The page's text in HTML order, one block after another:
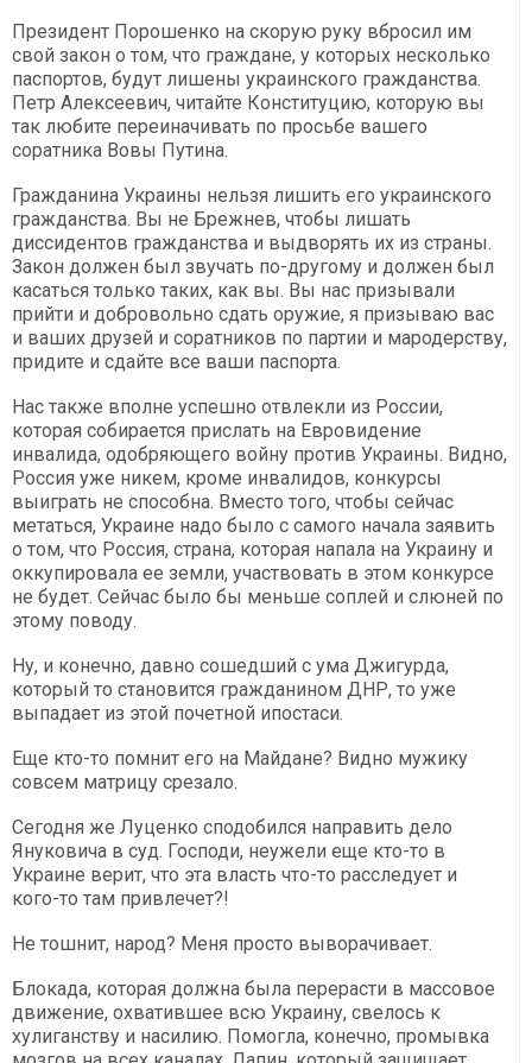
Президент Порошенко на скорую руку вбросил им
свой закон о том, что граждане, у которых несколько
паспортов, будут лишены украинского гражданства.
Петр Алексеевич, читайте Конституцию, которую вы
так любите переиначивать по просьбе вашего
соратника Вовы Путина.
Гражданина Украины нельзя лишить его украинского
гражданства. Вы не Брежнев, чтобы лишать
диссидентов гражданства и выдворять их из страны.
Закон должен был звучать по-другому и должен был
касаться только таких, как вы. Вы нас призывали
прийти и добровольно сдать оружие, я призываю вас
и ваших друзей и соратников по партии и мародерству,
придите и сдайте все ваши паспорта.
Нас также вполне успешно отвлекли из России,
которая собирается прислать на Евровидение
инвалида, одобряющего войну против Украины. Видно,
Россия уже никем, кроме инвалидов, конкурсы
выиграть не способна. Вместо того, чтобы сейчас
метаться, Украине надо было с самого начала заявить
о том, что Россия, страна, которая напала на Украину и
оккупировала ее земли, участвовать в этом конкурсе
не будет. Сейчас было бы меньше соплей и слюней по
этому поводу.
Ну, и конечно, давно сошедший с ума Джигурда,
который то становится гражданином ДНР, то уже
выпадает из этой почетной ипостаси.
Еще кто-то помнит его на Майдане? Видно мужику
совсем матрицу срезало.
Сегодня же Луценко сподобился направить дело
Януковича в суд. Господи, неужели еще кто-то в
Украине верит, что эта власть что-то расследует и
кого-то там привлечет?!
Не тошнит, народ? Меня просто выворачивает.
Блокада, которая должна была перерасти в массовое
движение, охватившее всю Украину, свелось к
хулиганству и насилию. Помогла, конечно, промывка